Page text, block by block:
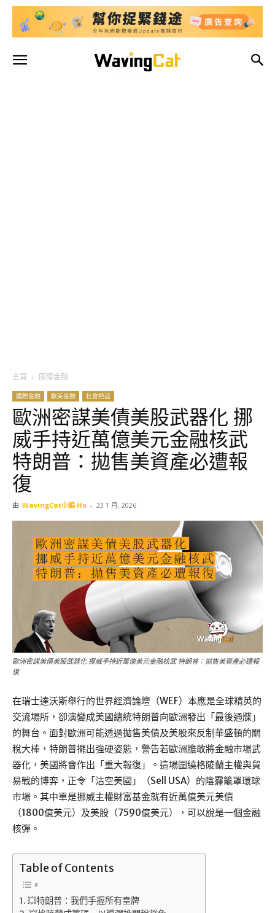
主頁 國際金融
國際金融 歐美金融 社會熱話
歐洲密謀美債美股武器化 挪
威手持近萬億美元金融核武
特朗普：拋售美資產必遭報
復
由 WavingCat小編 Ho - 23 1 月, 2026
歐洲密謀美債美股武器化 挪威手持近萬億美元金融核武 特朗普：拋售美資產必遭報
復
在瑞士達沃斯舉行的世界經濟論壇（WEF）本應是全球精英的
交流場所，卻演變成美國總統特朗普向歐洲發出「最後通牒」
的舞台。面對歐洲可能透過拋售美債及美股來反制華盛頓的關
稅大棒，特朗普擺出強硬姿態，警告若歐洲膽敢將金融市場武
器化，美國將會作出「重大報復」。這場圍繞格陵蘭主權與貿
易戰的博弈，正令「沽空美國」（Sell USA）的陰霾籠罩環球
市場。其中單是挪威主權財富基金就有近萬億美元美債
（1800億美元）及美股（7590億美元），可以說是一個金融
核彈。
Table of Contents
💥特朗普：我們手握所有皇牌